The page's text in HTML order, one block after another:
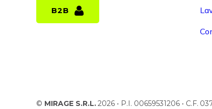
B2B
B2B
© MIRAGE S.R.L.2026 • P.I. 00659531206 • C.F.